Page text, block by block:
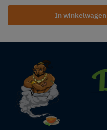
In winkelwagen